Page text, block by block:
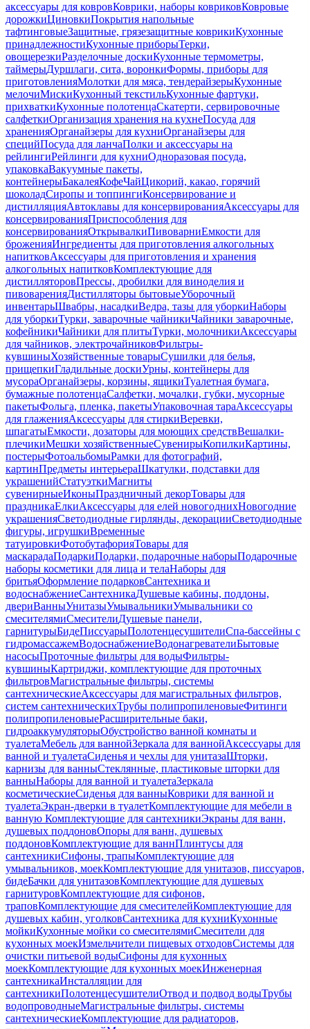
аксессуары для ковровКоврики, наборы ковриковКовровые
дорожкиЦиновкиПокрытия напольные
тафтинговыеЗащитные, грязезащитные коврикиКухонные
принадлежностиКухонные приборыТерки,
овощерезкиРазделочные доскиКухонные термометры,
таймерыДуршлаги, сита, воронкиФормы, приборы для
приготовленияМолотки для мяса, тендерайзерыКухонные
мелочиМискиКухонный текстильКухонные фартуки,
прихваткиКухонные полотенцаСкатерти, сервировочные
салфеткиОрганизация хранения на кухнеПосуда для
храненияОрганайзеры для кухниОрганайзеры для
специйПосуда для ланчаПолки и аксессуары на
рейлингиРейлинги для кухниОдноразовая посуда,
упаковкаВакуумные пакеты,
контейнерыБакалеяКофеЧайЦикорий, какао, горячий
шоколадСиропы и топпингиКонсервирование и
дистилляцияАвтоклавы для консервированияАксессуары для
консервированияПриспособления для
консервированияОткрывалкиПивоварниЕмкости для
броженияИнгредиенты для приготовления алкогольных
напитковАксессуары для приготовления и хранения
алкогольных напитковКомплектующие для
дистилляторовПрессы, дробилки для виноделия и
пивоваренияДистилляторы бытовыеУборочный
инвентарьШвабры, насадкиВедра, тазы для уборкиНаборы
для уборкиТурки, заварочные чайникиЧайники заварочные,
кофейникиЧайники для плитыТурки, молочникиАксессуары
для чайников, электрочайниковФильтры-
кувшиныХозяйственные товарыСушилки для белья,
прищепкиГладильные доскиУрны, контейнеры для
мусораОрганайзеры, корзины, ящикиТуалетная бумага,
бумажные полотенцаСалфетки, мочалки, губки, мусорные
пакетыФольга, пленка, пакетыУпаковочная тараАксессуары
для глаженияАксессуары для стиркиВеревки,
шпагатыЕмкости, дозаторы для моющих средствВешалки-
плечикиМешки хозяйственныеСувенирыКопилкиКартины,
постерыФотоальбомыРамки для фотографий,
картинПредметы интерьераШкатулки, подставки для
украшенийСтатуэткиМагниты
сувенирныеИконыПраздничный декорТовары для
праздникаЕлкиАксессуары для елей новогоднихНовогодние
украшенияСветодиодные гирлянды, декорацииСветодиодные
фигуры, игрушкиВременные
татуировкиФотобутафорияТовары для
маскарадаПодаркиПодарки, подарочные наборыПодарочные
наборы косметики для лица и телаНаборы для
бритьяОформление подарковСантехника и
водоснабжениеСантехникаДушевые кабины, поддоны,
двериВанныУнитазыУмывальникиУмывальники со
смесителямиСмесителиДушевые панели,
гарнитурыБидеПиссуарыПолотенцесушителиСпа-бассейны с
гидромассажемВодоснабжениеВодонагревателиБытовые
насосыПроточные фильтры для водыФильтры-
кувшиныКартриджи, комплектующие для проточных
фильтровМагистральные фильтры, системы
сантехническиеАксессуары для магистральных фильтров,
систем сантехническихТрубы полипропиленовыеФитинги
полипропиленовыеРасширительные баки,
гидроаккумуляторыОбустройство ванной комнаты и
туалетаМебель для ваннойЗеркала для ваннойАксессуары для
ванной и туалетаСиденья и чехлы для унитазаШторки,
карнизы для ванныСтеклянные, пластиковые шторки для
ванныНаборы для ванной и туалетаЗеркала
косметическиеСиденья для ванныКоврики для ванной и
туалетаЭкран-дверки в туалетКомплектующие для мебели в
ванную Комплектующие для сантехникиЭкраны для ванн,
душевых поддоновОпоры для ванн, душевых
поддоновКомплектующие для ваннПлинтусы для
сантехникиСифоны, трапыКомплектующие для
умывальников, моекКомплектующие для унитазов, писсуаров,
бидеБачки для унитазовКомплектующие для душевых
гарнитуровКомплектующие для сифонов,
траповКомплектующие для смесителейКомплектующие для
душевых кабин, уголковСантехника для кухниКухонные
мойкиКухонные мойки со смесителямиСмесители для
кухонных моекИзмельчители пищевых отходовСистемы для
очистки питьевой водыСифоны для кухонных
моекКомплектующие для кухонных моекИнженерная
сантехникаИнсталляции для
сантехникиПолотенцесушителиОтвод и подвод водыТрубы
водопроводныеМагистральные фильтры, системы
сантехническиеКомплектующие для радиаторов,